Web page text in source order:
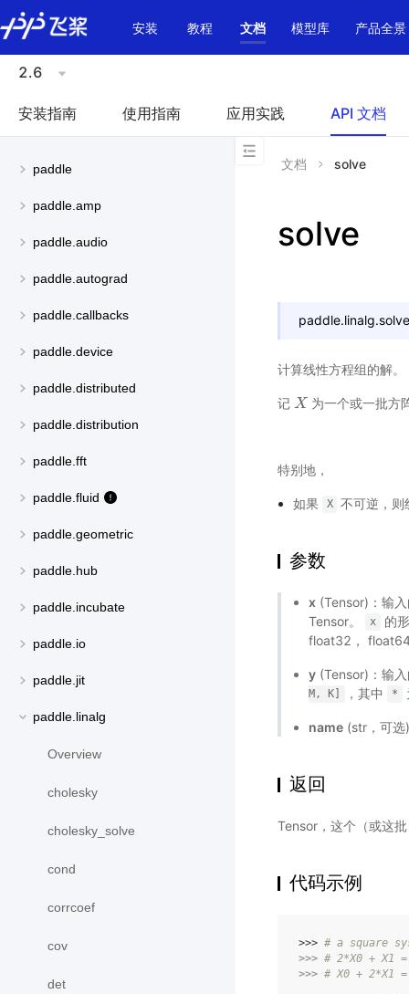
\u200E
安装
教程 文档 模型库 产品全景
2.6
安装指南 使用指南 应用实践 API 文档
paddle
paddle.amp
paddle.audio
paddle.autograd
paddle.callbacks
paddle.device
paddle.distributed
paddle.distribution
paddle.fft
paddle.fluid
paddle.geometric
paddle.hub
paddle.incubate
paddle.io
paddle.jit
paddle.linalg
Overview
cholesky
cholesky_solve
cond
corrcoef
cov
det
文档 solve
solve
paddle.linalg.solve
计算线性方程组的解。
记 X
X 为一个或一批方
特别地，
如果 X 不可逆，则
参数
x (Tensor)：输
Tensor。
x
的
float32，
y (Tensor)：输
M, K] ，其中 *
name (str，可
返回
Tensor，这个（或这
代码示例
>>> # a square
>>> # 2*X0 + X1
>>> # X0 + 2*X1